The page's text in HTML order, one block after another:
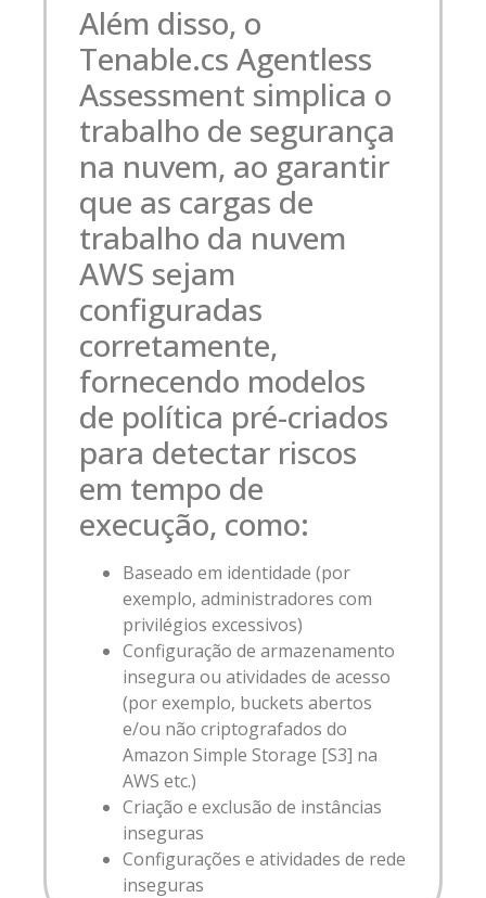
Além disso, o
Tenable.cs Agentless
Assessment simplica o
trabalho de segurança
na nuvem, ao garantir
que as cargas de
trabalho da nuvem
AWS sejam
configuradas
corretamente,
fornecendo modelos
de política pré-criados
para detectar riscos
em tempo de
execução, como:
Baseado em identidade (por
exemplo, administradores com
privilégios excessivos)
Configuração de armazenamento
insegura ou atividades de acesso
(por exemplo, buckets abertos
e/ou não criptografados do
Amazon Simple Storage [S3] na
AWS etc.)
Criação e exclusão de instâncias
inseguras
Configurações e atividades de rede
inseguras